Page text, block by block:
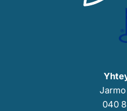
040